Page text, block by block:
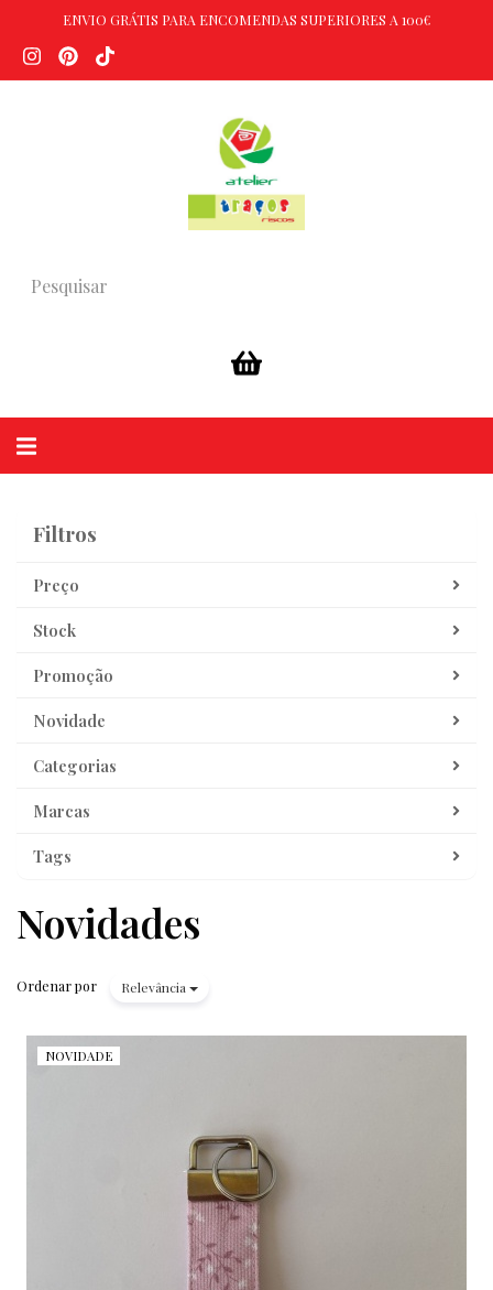
ENVIO GRÁTIS PARA ENCOMENDAS SUPERIORES A 100€
Alternar
Filtros
Preço
Stock
Promoção
Novidade
Categorias
Marcas
Tags
Novidades
Ordenar por Relevância
NOVIDADE